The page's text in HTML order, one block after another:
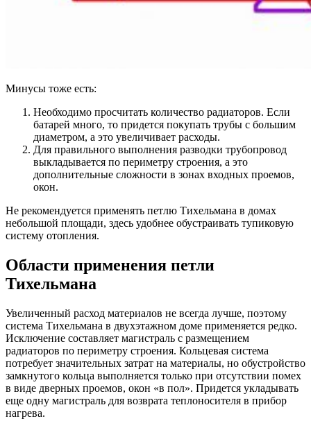
Минусы тоже есть:
Необходимо просчитать количество радиаторов. Если
батарей много, то придется покупать трубы с большим
диаметром, а это увеличивает расходы.
Для правильного выполнения разводки трубопровод
выкладывается по периметру строения, а это
дополнительные сложности в зонах входных проемов,
окон.
Не рекомендуется применять петлю Тихельмана в домах
небольшой площади, здесь удобнее обустраивать тупиковую
систему отопления.
Области применения петли
Тихельмана
Увеличенный расход материалов не всегда лучше, поэтому
система Тихельмана в двухэтажном доме применяется редко.
Исключение составляет магистраль с размещением
радиаторов по периметру строения. Кольцевая система
потребует значительных затрат на материалы, но обустройство
замкнутого кольца выполняется только при отсутствии помех
в виде дверных проемов, окон «в пол». Придется укладывать
еще одну магистраль для возврата теплоносителя в прибор
нагрева.